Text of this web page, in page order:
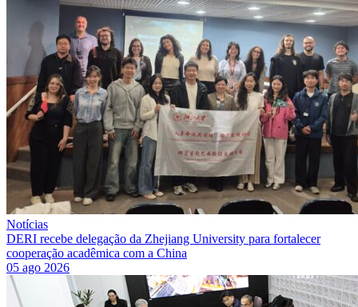
Notícias
DERI recebe delegação da Zhejiang University para fortalecer
cooperação acadêmica com a China
05 ago 2026